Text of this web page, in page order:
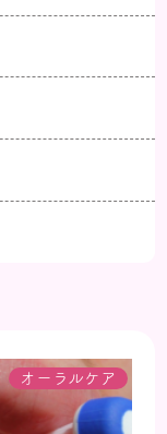
オーラルケア